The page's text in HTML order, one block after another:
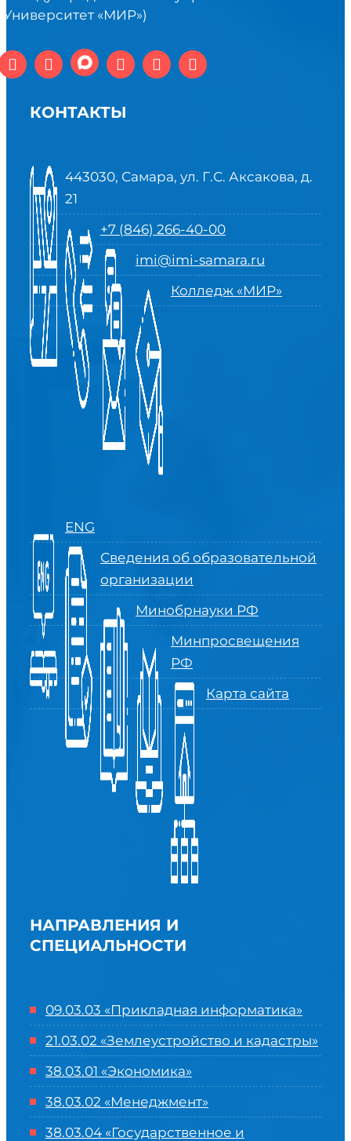
«МИР»)
КОНТАКТЫ
443030, Самара, ул. Г.С. Аксакова, д.
21
+7 (846) 266-40-00
imi@imi-samara.ru
Колледж «МИР»
ENG
Сведения об образовательной
организации
Минобрнауки РФ
Минпросвещения
РФ
Карта сайта
НАПРАВЛЕНИЯ И
СПЕЦИАЛЬНОСТИ
09.03.03 «Прикладная информатика»
21.03.02 «Землеустройство и кадастры»
38.03.01 «Экономика»
38.03.02 «Менеджмент»
38.03.04 «Государственное и